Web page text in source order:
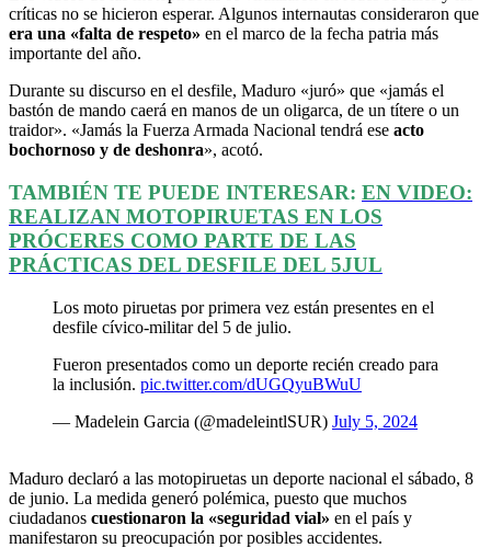
críticas no se hicieron esperar. Algunos internautas consideraron que
era una «falta de respeto» en el marco de la fecha patria más
importante del año.
Durante su discurso en el desfile, Maduro «juró» que «jamás el
bastón de mando caerá en manos de un oligarca, de un títere o un
traidor». «Jamás la Fuerza Armada Nacional tendrá ese acto
bochornoso y de deshonra», acotó.
TAMBIÉN TE PUEDE INTERESAR: EN VIDEO:
REALIZAN MOTOPIRUETAS EN LOS
PRÓCERES COMO PARTE DE LAS
PRÁCTICAS DEL DESFILE DEL 5JUL
Los moto piruetas por primera vez están presentes en el
desfile cívico-militar del 5 de julio.
Fueron presentados como un deporte recién creado para
la inclusión. pic.twitter.com/dUGQyuBWuU
— Madelein Garcia (@madeleintlSUR) July 5, 2024
Maduro declaró a las motopiruetas un deporte nacional el sábado, 8
de junio. La medida generó polémica, puesto que muchos
ciudadanos cuestionaron la «seguridad vial» en el país y
manifestaron su preocupación por posibles accidentes.